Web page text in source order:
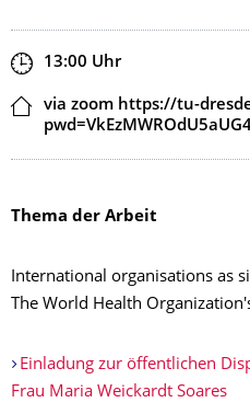
Zeit
13:00 Uhr
Ort
via zoom https://tu-
Thema der Arbeit
International organisations as
The World Health
Einladung zur öffentlichen
Frau Maria Weickardt Soares